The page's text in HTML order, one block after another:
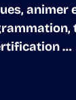
animer
…